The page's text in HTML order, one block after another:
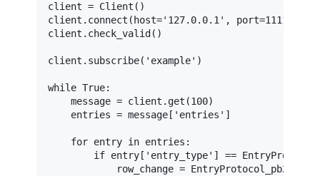
client = Client()
client.connect(host='127.0.0.1' , port=11111
client.check_valid()
client.subscribe( 'example' )
while True:
    message = client.get(
100)
    entries = message[
'entries' ]
for entry in entries:
if entry[ 'entry_type' ] ==
row_change =